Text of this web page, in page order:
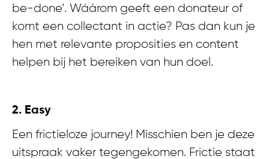
be-done’. Wáárom geeft een donateur of
komt een collectant in actie? Pas dan kun je
hen met relevante proposities en content
helpen bij het bereiken van hun doel.
2. Easy
Een frictieloze journey! Misschien ben je deze
uitspraak vaker tegengekomen. Frictie staat